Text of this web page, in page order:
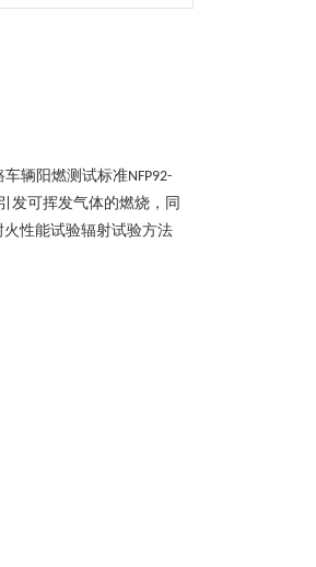
车辆阳燃测试标准NFP92-
发可挥发气体的燃烧，同
性能试验辐射试验方法